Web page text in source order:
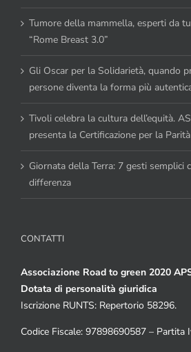
Tumore della mammella, esperti da
“Rome Breast 3.0”
Gli Oscar per la Solidarietà, quando
persone diventa la forma più
Tivoli celebra la cultura dell’equità.
presenta la Certificazione per la
Giornata della Terra: 7 gesti semplici
differenza
CONTATTI
Associazione Road to green 2020
Dotata di personalità giuridica
Iscrizione RUNTS: Repertorio 58296.
Codice Fiscale: 97898690587 – Partita